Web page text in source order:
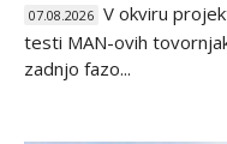
07.08.2026 V okviru
testi MAN-ovih
zadnjo fazo...